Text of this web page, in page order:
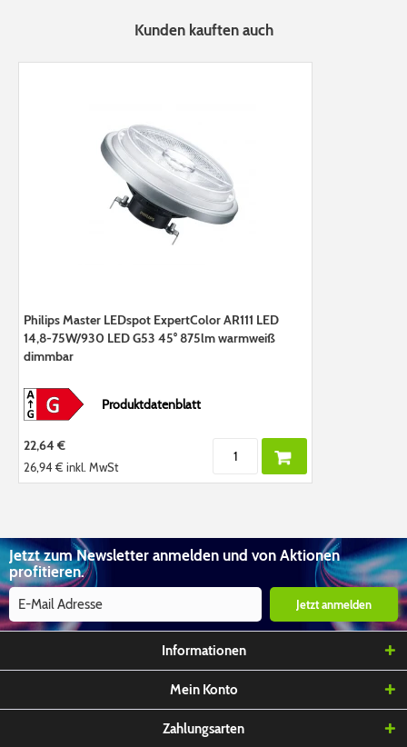
Kunden kauften auch
Philips Master LEDspot ExpertColor AR111 LED
14,8-75W/930 LED G53 45° 875lm warmweiß
dimmbar
Produktdatenblatt
22,64 €
26,94 € inkl. MwSt
Jetzt zum Newsletter anmelden und von Aktionen
profitieren.
Jetzt anmelden
Informationen
Mein Konto
Zahlungsarten